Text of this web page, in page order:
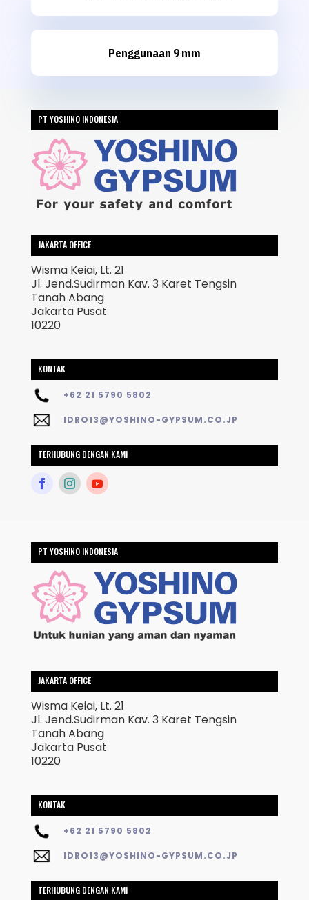
Penggunaan 9 mm
PT YOSHINO INDONESIA
JAKARTA OFFICE
Wisma Keiai, Lt. 21
Jl. Jend.Sudirman Kav. 3 Karet Tengsin
Tanah Abang
Jakarta Pusat
10220
KONTAK
+62 21 5790 5802
IDRO13@YOSHINO-GYPSUM.CO.JP
TERHUBUNG DENGAN KAMI
PT YOSHINO INDONESIA
JAKARTA OFFICE
Wisma Keiai, Lt. 21
Jl. Jend.Sudirman Kav. 3 Karet Tengsin
Tanah Abang
Jakarta Pusat
10220
KONTAK
+62 21 5790 5802
IDRO13@YOSHINO-GYPSUM.CO.JP
TERHUBUNG DENGAN KAMI